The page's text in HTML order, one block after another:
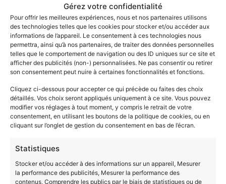
Gérez votre confidentialité
Pour offrir les meilleures expériences, nous et nos partenaires utilisons
des technologies telles que les cookies pour stocker et/ou accéder aux
informations de l’appareil. Le consentement à ces technologies nous
permettra, ainsi qu’à nos partenaires, de traiter des données personnelles
telles que le comportement de navigation ou des ID uniques sur ce site et
afficher des publicités (non-) personnalisées. Ne pas consentir ou retirer
son consentement peut nuire à certaines fonctionnalités et fonctions.
Cliquez ci-dessous pour accepter ce qui précède ou faites des choix
détaillés. Vos choix seront appliqués uniquement à ce site. Vous pouvez
modifier vos réglages à tout moment, y compris le retrait de votre
consentement, en utilisant les boutons de la politique de cookies, ou en
cliquant sur l’onglet de gestion du consentement en bas de l’écran.
Statistiques
Stocker et/ou accéder à des informations sur un appareil, Mesurer
la performance des publicités, Mesurer la performance des
contenus, Comprendre les publics par le biais de statistiques ou de
Contacter un conseiller
Le référentiel du BAC Pro
Métiers de la mode
Leréférentiel du BAC Pro Métiers de la modeet du
vêtement s’articule autour des compétences suivantes
Décoder un cahier des charges esthétique et
Répertorier les différentes solutions
Proposer et/ou adapter des solutions
technologiques en rapport avec les matériaux,